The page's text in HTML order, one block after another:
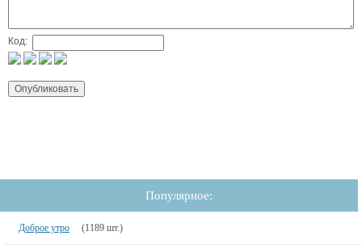
Код:
Популярное:
Доброе утро (1189 шт.)